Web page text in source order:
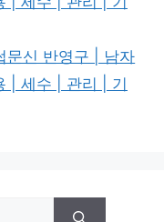
문신 반영구 | 남자
| 세수 | 관리 | 기